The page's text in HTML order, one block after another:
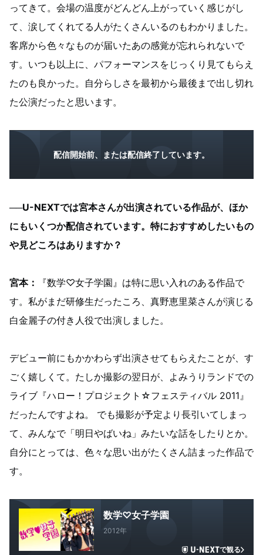
ってきて。会場の温度がどんどん上がっていく感じがし
て、涙してくれてる人がたくさんいるのもわかりました。
客席から色々なものが届いたあの感覚が忘れられないで
す。いつも以上に、パフォーマンスをじっくり見てもらえ
たのも良かった。自分らしさを最初から最後まで出し切れ
た公演だったと思います。
配信開始前、または配信終了しています。
──U-NEXTでは宮本さんが出演されている作品が、ほか
にもいくつか配信されています。特におすすめしたいもの
や見どころはありますか？
宮本：
『数学♡女子学園』は特に思い入れのある作品で
す。私がまだ研修生だったころ、真野恵里菜さんが演じる
白金麗子の付き人役で出演しました。
デビュー前にもかかわらず出演させてもらえたことが、す
ごく嬉しくて。たしか撮影の翌日が、よみうりランドでの
ライブ『ハロー！プロジェクト☆フェスティバル 2011』
だったんですよね。 でも撮影が予定より長引いてしまっ
て、みんなで「明日やばいね」みたいな話をしたりとか。
自分にとっては、色々な思い出がたくさん詰まった作品で
す。
数学♡女子学園
2012年
で観る